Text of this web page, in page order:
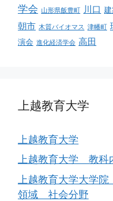
学会 山形県飯豊町 川口
朝市 木質バイオマス 津幡町
演会 進化経済学会 高田
上越教育大学
上越教育大学
上越教育大学 教科
上越教育大学大学
領域 社会分野